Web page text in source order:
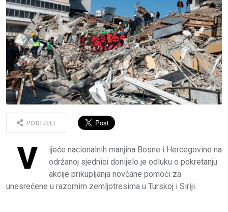
PODIJELI
V
ijeće nacionalnih manjina Bosne i Hercegovine na
održanoj sjednici donijelo je odluku o pokretanju
akcije prikupljanja novčane pomoći za
unesrećene u razornim zemljotresima u Turskoj i Siriji.